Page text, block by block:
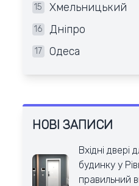
15 Хмельницький
16 Дніпро
17 Одеса
НОВІ ЗАПИСИ
Вхідні двері
будинку у
правильний